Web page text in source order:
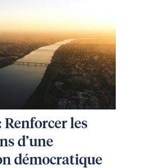
Renforcer les
d’une
démocratique